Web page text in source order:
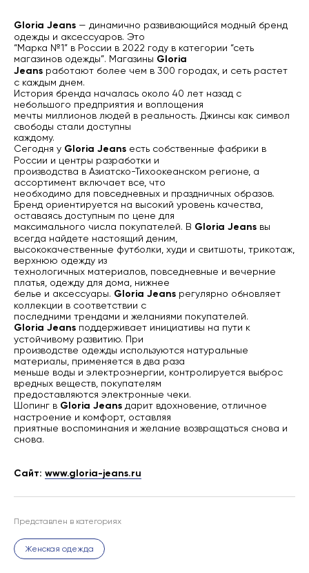
Gloria Jeans — динамично развивающийся модный бренд
одежды и аксессуаров. Это
“Марка №1” в России в 2022 году в категории “сеть
магазинов одежды”. Магазины Gloria
Jeans работают более чем в 300 городах, и сеть растет
с каждым днем.
История бренда началась около 40 лет назад с
небольшого предприятия и воплощения
мечты миллионов людей в реальность. Джинсы как символ
свободы стали доступны
каждому.
Сегодня у Gloria Jeans есть собственные фабрики в
России и центры разработки и
производства в Азиатско-Тихоокеанском регионе, а
ассортимент включает все, что
необходимо для повседневных и праздничных образов.
Бренд ориентируется на высокий уровень качества,
оставаясь доступным по цене для
максимального числа покупателей. В Gloria Jeans вы
всегда найдете настоящий деним,
высококачественные футболки, худи и свитшоты, трикотаж,
верхнюю одежду из
технологичных материалов, повседневные и вечерние
платья, одежду для дома, нижнее
белье и аксессуары. Gloria Jeans регулярно обновляет
коллекции в соответствии с
последними трендами и желаниями покупателей.
Gloria Jeans поддерживает инициативы на пути к
устойчивому развитию. При
производстве одежды используются натуральные
материалы, применяется в два раза
меньше воды и электроэнергии, контролируется выброс
вредных веществ, покупателям
предоставляются электронные чеки.
Шопинг в Gloria Jeans дарит вдохновение, отличное
настроение и комфорт, оставляя
приятные воспоминания и желание возвращаться снова и
снова.
Сайт: www.gloria-jeans.ru
Представлен в категориях
Женская одежда